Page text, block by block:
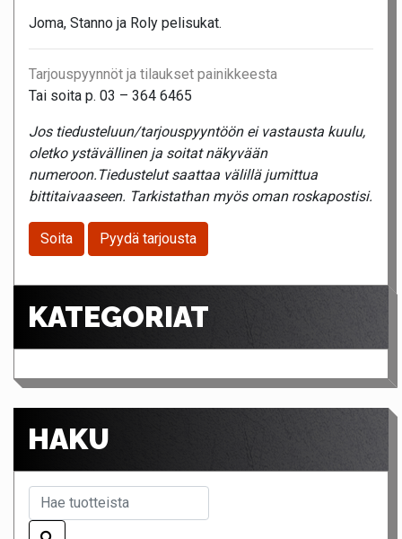
Joma, Stanno ja Roly pelisukat.
Tarjouspyynnöt ja tilaukset painikkeesta
Tai soita p. 03 – 364 6465
Jos tiedusteluun/tarjouspyyntöön ei vastausta kuulu,
oletko ystävällinen ja soitat näkyvään
numeroon.Tiedustelut saattaa välillä jumittua
bittitaivaaseen. Tarkistathan myös oman roskapostisi.
Soita Pyydä tarjousta
KATEGORIAT
HAKU